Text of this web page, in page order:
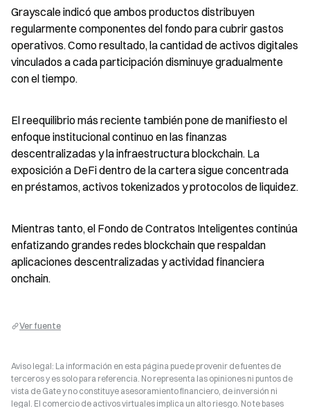
Grayscale indicó que ambos productos distribuyen
regularmente componentes del fondo para cubrir gastos
operativos. Como resultado, la cantidad de activos digitales
vinculados a cada participación disminuye gradualmente
con el tiempo.
El reequilibrio más reciente también pone de manifiesto el
enfoque institucional continuo en las finanzas
descentralizadas y la infraestructura blockchain. La
exposición a DeFi dentro de la cartera sigue concentrada
en préstamos, activos tokenizados y protocolos de liquidez.
Mientras tanto, el Fondo de Contratos Inteligentes continúa
enfatizando grandes redes blockchain que respaldan
aplicaciones descentralizadas y actividad financiera
onchain.
Ver fuente
Aviso legal: La información en esta página puede provenir de fuentes de
terceros y es solo para referencia. No representa las opiniones ni puntos de
vista de Gate y no constituye asesoramiento financiero, de inversión ni
legal. El comercio de activos virtuales implica un alto riesgo. No te bases